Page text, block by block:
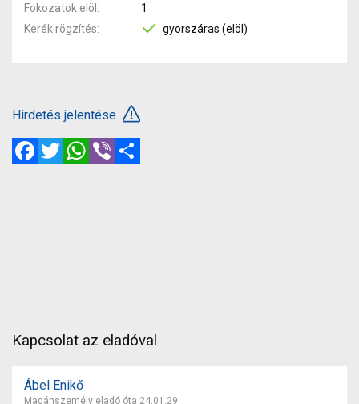
Fokozatok elöl
1
Kerék rögzítés
gyorszáras (elöl)
Hirdetés jelentése
FacebookTwitterWhatsApp
Viber
Kapcsolat az eladóval
Ábel Enikő
Magánszemély eladó óta 24.01.29